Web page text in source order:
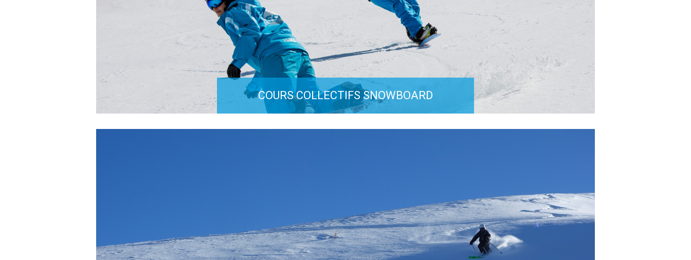
Rejoignez nos cours collectifs de ski pour ados et adultes, limités à 8
personnes, encadrés par des moniteurs de ski diplômés.
PLUS D'INFOS
COURS COLLECTIFS SNOWBOARD
Initiation ou perfectionnement au snowboard, en cours collectifs de 8
personnes maximum, encadrés par des snowboarders diplômés.
PLUS D'INFOS